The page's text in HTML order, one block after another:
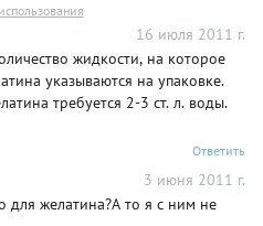
16 июля 2011 г.
жидкости, на которое
указываются на упаковке.
требуется 2-3 ст. л. воды.
Ответить
3 июня 2011 г.
желатина?А то я с ним не